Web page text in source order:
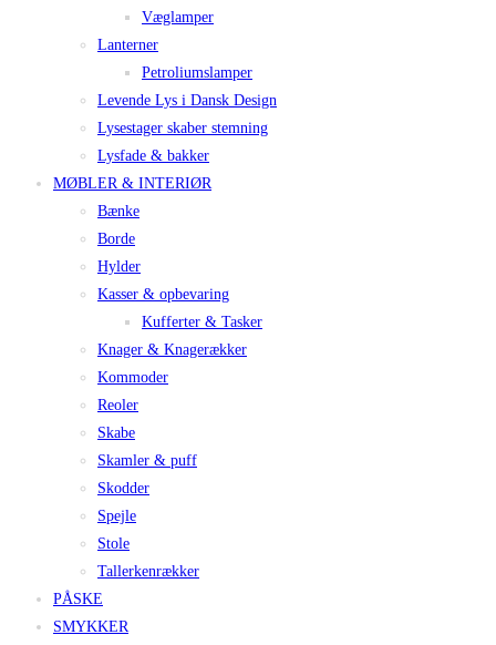
Væglamper
Lanterner
Petroliumslamper
Levende Lys i Dansk Design
Lysestager skaber stemning
Lysfade & bakker
MØBLER & INTERIØR
Bænke
Borde
Hylder
Kasser & opbevaring
Kufferter & Tasker
Knager & Knagerækker
Kommoder
Reoler
Skabe
Skamler & puff
Skodder
Spejle
Stole
Tallerkenrækker
PÅSKE
SMYKKER